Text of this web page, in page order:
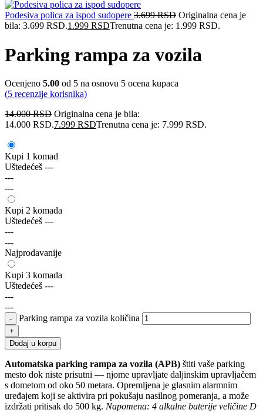
Podesiva polica za ispod sudopere 3.699RSD Originalna cena je
bila: 3.699 RSD.1.999 RSDTrenutna cena je: 1.999 RSD.
Parking rampa za vozila
Ocenjeno 5.00 od 5 na osnovu 5 ocena kupaca
(5 recenzije korisnika)
14.000RSD Originalna cena je bila:
14.000 RSD.7.999 RSDTrenutna cena je: 7.999 RSD.
Kupi 1 komad
Uštedećeš ---
---
---
Kupi 2 komada
Uštedećeš ---
---
---
Najprodavanije
Kupi 3 komada
Uštedećeš ---
---
---
Parking rampa za vozila količina
Dodaj u korpu
Automatska parking rampa za vozila (APB) štiti vaše parking
mesto dok niste prisutni — njome upravljate daljinskim upravljačem
s dometom od oko 50 metara. Opremljena je glasnim alarmnim
uređajem koji se aktivira pri pokušaju nasilnog pomeranja, a može
izdržati pritisak do 500 kg. Napomena: 4 alkalne baterije veličine D